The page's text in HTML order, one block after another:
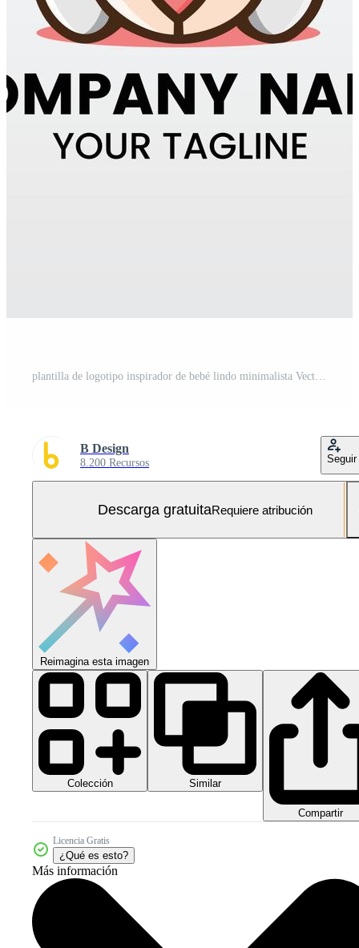
plantilla de logotipo inspirador de bebé lindo minimalista Vector Gratis y SVG Gratis
B Design
8.200 Recursos Seguir
Descarga gratuitaRequiere atribución
Reimagina esta imagen
Colección Similar
Compartir
Licencia Gratis
¿Qué es esto?
Más información